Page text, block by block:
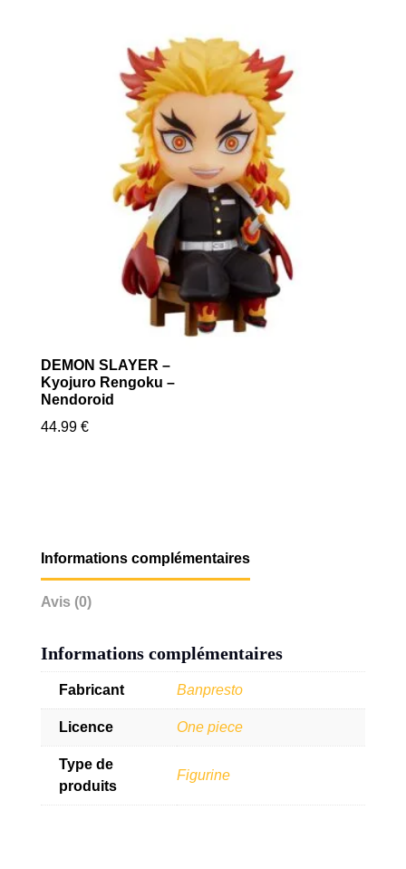
DEMON SLAYER –
Kyojuro Rengoku –
Nendoroid
44.99 €
Informations complémentaires
Avis (0)
Informations complémentaires
Fabricant Banpresto
Licence One piece
Type de
produits
Figurine